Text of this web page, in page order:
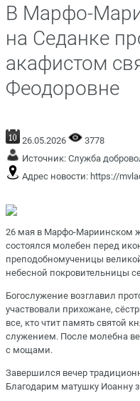
В Марфо-
на Седанке
акафистом
Феодоровне
26.05.2026
3778
Источник: Служба
Адрес новости: https://
26 мая в Марфо-Мариинском
состоялся молебен перед
преподобномученицы
небесной покровительницы
Богослужение возглавил
участвовали прихожане,
все, кто чтит память святой
служением. После молебна
с мощами.
Завершился вечер
Благодарим матушку Иоанну